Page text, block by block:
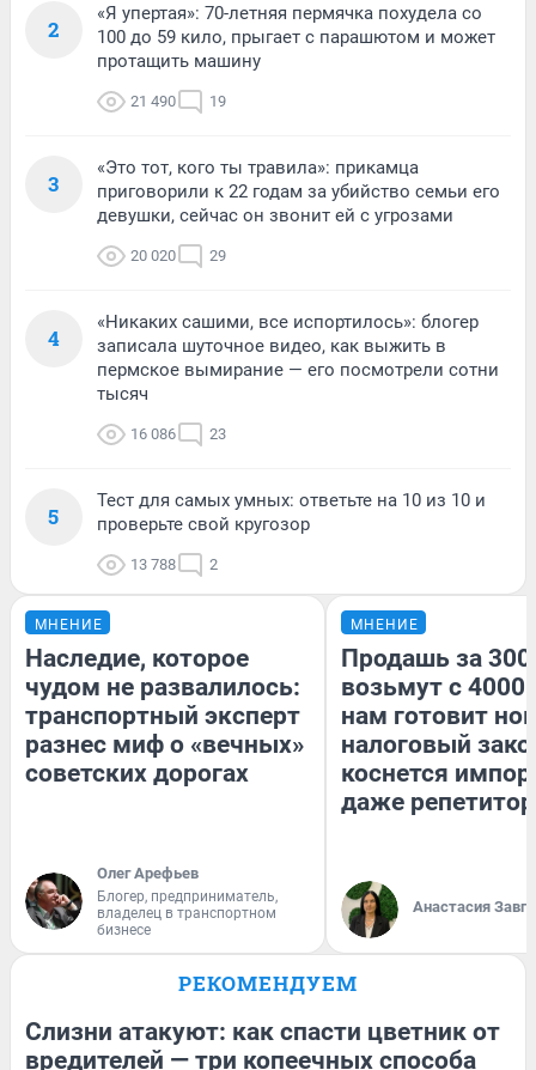
2
«Я упертая»: 70-летняя пермячка похудела со
100 до 59 кило, прыгает с парашютом и может
протащить машину
21 490 19
3
«Это тот, кого ты травила»: прикамца
приговорили к 22 годам за убийство семьи его
девушки, сейчас он звонит ей с угрозами
20 020 29
4
«Никаких сашими, все испортилось»: блогер
записала шуточное видео, как выжить в
пермское вымирание — его посмотрели сотни
тысяч
16 086 23
5
Тест для самых умных: ответьте на 10 из 10 и
проверьте свой кругозор
13 788 2
МНЕНИЕ
Наследие, которое
чудом не развалилось:
транспортный эксперт
разнес миф о «вечных»
советских дорогах
Олег Арефьев
Блогер, предприниматель,
владелец в транспортном
бизнесе
МНЕНИЕ
Продашь за
возьмут с
нам готовит
налоговый
коснется
даже
Анастасия
РЕКОМЕНДУЕМ
Слизни атакуют: как спасти цветник от
вредителей — три копеечных способа